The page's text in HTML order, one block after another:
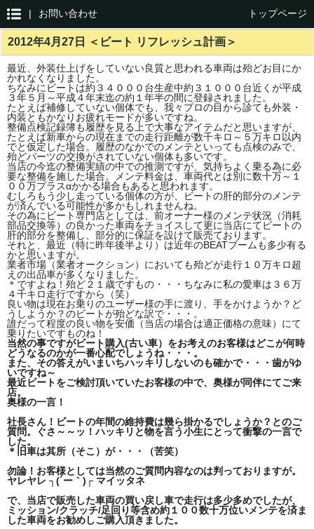
| お問い合わせ トップページ
2012年4月27日 ＜ビート リフレッシュ計画＞
最近、外装仕上げをしていない良質と思われる車両は殆どお目にか
かれなくなりました。
ちなみにビートは約３４０００台生産中約３１０００台近くが平成
３年５月～平成４年末迄の約１年半の間に登録されました。
たとえば補修していない個体でも、我々プロの目から診ても外装・
内装ともかなりお疲れモードが多いですね。
整備点検記録簿も履歴を見る上で大事なアイテムだと思いますが、
たとえば新車からの現在までの走行距離が数千キロ～５万キロ以内
でと仮定した場合。履歴のなかでのメンテといっても点検のみで、
殆どパーツの交換がされていない個体も多いです。
当店の今迄の整備実績の中での推測ですが、気持ちよく乗る為に必
要な整備を施した場合。メンテ料金は、車両代とは別に数十万～１
００万プラスαかかる場合もあると思われます。
むしろもう少し走っている個体の方が、ビートの肝的部分のメンテ
が済んでいる可能性が多かもしれませんね。
その為にビート専門店としては、前オーナー様のメンテ状況（消耗
部品交換等）の良かった車両をチョイスして更に当店にてビートの
肝的部分を整備し、部分的に保証を設けて販売ております。
それと、最近（特に昨年後半より）は近年のBEATブームも多少有る
かと思いますが。
業者市場（業者オークション）においても殆どが走行１０万キロ超
えの出品車が多くなりました。
＊ですよね！殆ど２１歳ですもの・・・ちなみに私の愛車は３６万
４千キロ走行ですから（笑）
良い物は現在お乗りのユーザー様の手に渡り、手をかけようか？ど
うしようか？のビートが殆どな訳で・・・。
誰だって程度の良い物を安価（当店の場合は適正価格の意味）にて
乗りたいですものね！
当然の事ですがビート購入(古い車）をお考えのお客様はどこが何時
どうなるのかが一番心配でしょうね・・・。
また、その答えがいまいちハッキリしないのも確かで・・・歯がゆ
いですね～
最近ビートをご検討頂いていたお客様の中で、奥様が同伴にてご来
店。
奥様の一言！
社長さん！ビートの年間の維持費は幾ら掛かるでしょうか？とのご
質問。ぐさ～～ッ！ハッキリと物を言う小生にとって衝撃の一言で
した。
＊旧車は其所（そこ）が・・・（苦笑）
勿論！お客様としては当然のご質問内容なのは判っておりますが。
ヤレヤレ ┐(´ー｀)┌ マイッタネ
で、当店で販売した車両の買い戻し車で走行は多少多めでしたが、
ミッション/クラッチ/足回り等含め約１００数十万位いメンテを済ま
した車両をお勧めしご購入頂きました。